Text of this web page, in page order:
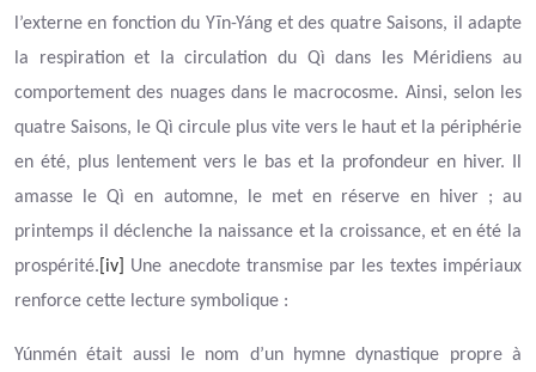
l’externe en fonction du Yīn-Yáng et des quatre Saisons, il adapte
la respiration et la circulation du Qì dans les Méridiens au
comportement des nuages dans le macrocosme. Ainsi, selon les
quatre Saisons, le Qì circule plus vite vers le haut et la périphérie
en été, plus lentement vers le bas et la profondeur en hiver. Il
amasse le Qì en automne, le met en réserve en hiver ; au
printemps il déclenche la naissance et la croissance, et en été la
prospérité. [iv]
Une anecdote transmise par les textes impériaux
renforce cette lecture symbolique :
Yúnmén était aussi le nom d’un hymne dynastique propre à